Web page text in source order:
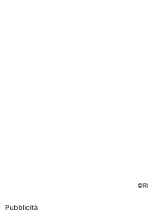
Pubblicità